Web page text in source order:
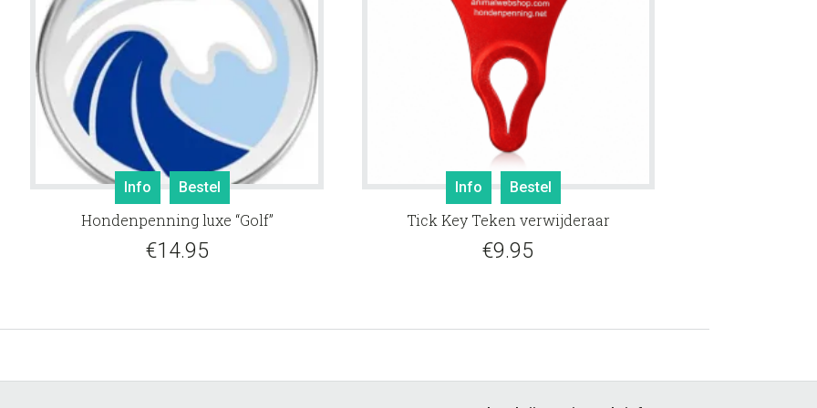
Info Bestel
Hondenpenning luxe “Golf”
€14.95
Info Bestel
Tick Key Teken verwijderaar
€9.95